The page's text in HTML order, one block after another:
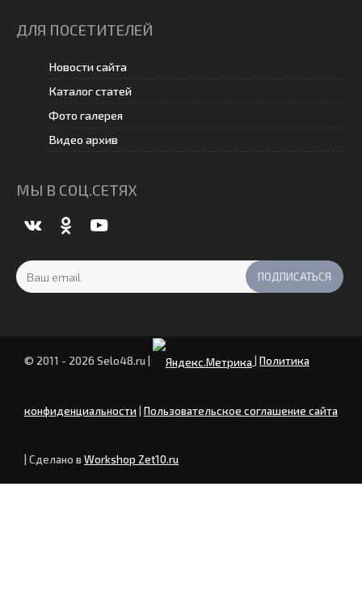
ДЛЯ ПОСЕТИТЕЛЕЙ
Новости сайта
Каталог статей
Фото галерея
Видео архив
МЫ В СОЦ.СЕТЯХ
© 2011 - 2026 Selo48.ru Политика
конфиденциальности Пользовательское соглашение сайта
| Сделано в Workshop Zet10.ru